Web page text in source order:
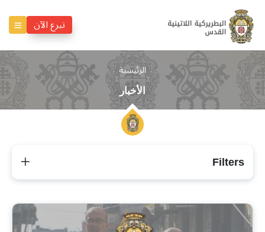
تبرع الآن
الرئيسية
الأخبار
Filters
الأخبار